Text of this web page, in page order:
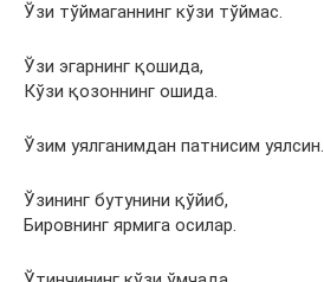
Ўзи тўймаганнинг кўзи тўймас.
Ўзи эгарнинг қошида,
Кўзи қозоннинг ошида.
Ўзим уялганимдан патнисим уялсин.
Ўзининг бутунини қўйиб,
Бировнинг ярмига осилар.